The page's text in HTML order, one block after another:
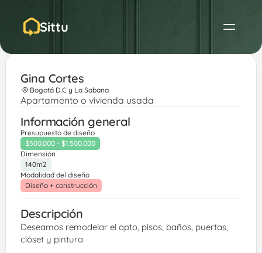
Sittu
Gina Cortes
Bogotá D.C y La Sabana
Apartamento o vivienda usada
Información general
Presupuesto de diseño
$500.000 - $1.500.000
Dimensión
140m2
Modalidad del diseño
Diseño + construcción
Descripción
Deseamos remodelar el apto, pisos, baños, puertas,
clóset y pintura